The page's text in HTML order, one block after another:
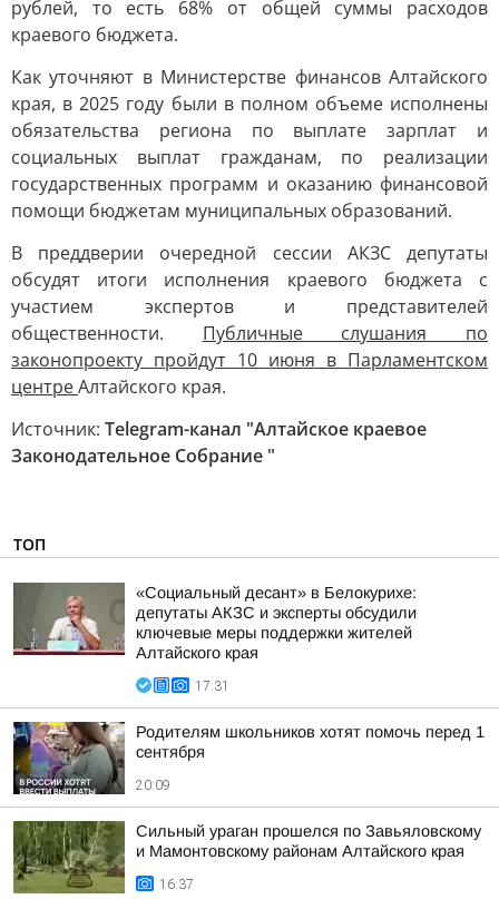
рублей, то есть 68% от общей суммы расходов
краевого бюджета.
Как уточняют в Министерстве финансов Алтайского
края, в 2025 году были в полном объеме исполнены
обязательства региона по выплате зарплат и
социальных выплат гражданам, по реализации
государственных программ и оказанию финансовой
помощи бюджетам муниципальных образований.
В преддверии очередной сессии АКЗС депутаты
обсудят итоги исполнения краевого бюджета с
участием экспертов и представителей
общественности. Публичные слушания по
законопроекту пройдут 10 июня в Парламентском
центреАлтайского края.
Источник: Telegram-канал "Алтайское краевое
Законодательное Собрание "
ТОП
«Социальный десант» в Белокурихе:
депутаты АКЗС и эксперты обсудили
ключевые меры поддержки жителей
Алтайского края
17:31
Родителям школьников хотят помочь перед 1
сентября
20:09
Сильный ураган прошелся по Завьяловскому
и Мамонтовскому районам Алтайского края
16:37